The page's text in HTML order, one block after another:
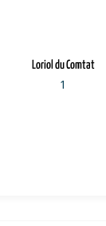
Loriol du Comtat
1